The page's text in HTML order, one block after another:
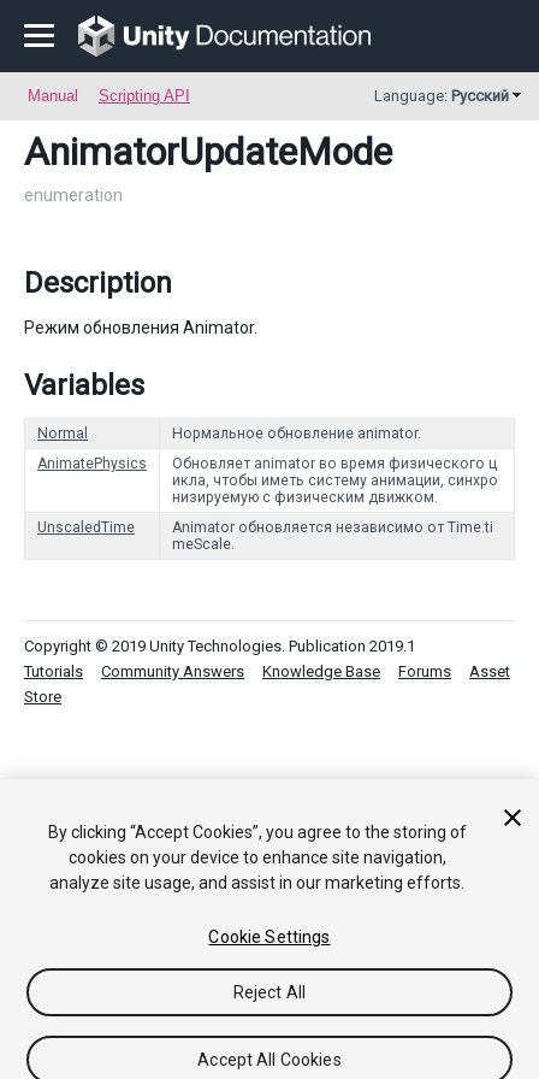
Manual Scripting API Language: Русский
AnimatorUpdateMode
enumeration
Description
Режим обновления Animator.
Variables
Normal
Нормальное обновление animator.
AnimatePhysics
Обновляет animator во время физического ц
икла, чтобы иметь систему анимации, синхро
низируемую с физическим движком.
UnscaledTime
Animator обновляется независимо от Time.ti
meScale.
Copyright © 2019 Unity Technologies. Publication 2019.1
Tutorials
Community Answers Knowledge Base Forums
Asset
Store
By clicking “Accept Cookies”, you agree to the storing of
cookies on your device to enhance site navigation,
analyze site usage, and assist in our marketing efforts.
Cookie Settings
Reject All
Accept All Cookies